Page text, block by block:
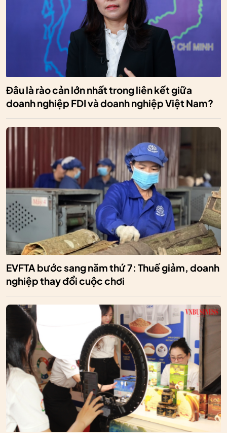
Đâu là rào cản lớn nhất trong liên kết giữa
doanh nghiệp FDI và doanh nghiệp Việt Nam?
EVFTA bước sang năm thứ 7: Thuế giảm, doanh
nghiệp thay đổi cuộc chơi